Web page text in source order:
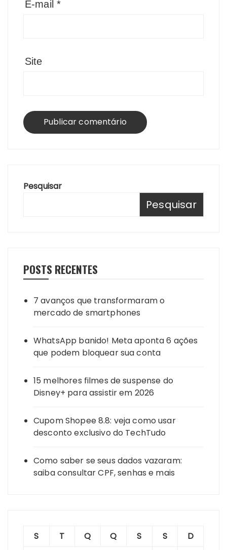
E-mail*
Site
Pesquisar
Pesquisar
POSTS RECENTES
7 avanços que transformaram o
mercado de smartphones
WhatsApp banido! Meta aponta 6 ações
que podem bloquear sua conta
15 melhores filmes de suspense do
Disney+ para assistir em 2026
Cupom Shopee 8.8: veja como usar
desconto exclusivo do TechTudo
Como saber se seus dados vazaram:
saiba consultar CPF, senhas e mais
S T Q Q S S
D